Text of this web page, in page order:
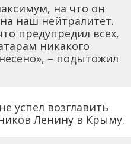
на что он
наш нейтралитет.
предупредил всех,
никакого
– подытожил
успел возглавить
Ленину в Крыму.